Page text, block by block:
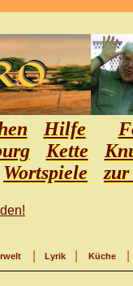
Hilfe
Kette
Wortspiele
Lyrik Küche